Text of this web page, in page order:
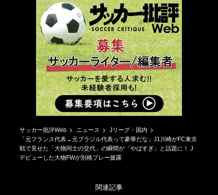
サッカー批評Web ニュース
Jリーグ・国内
「元フランス代表→元ブラジル代表って豪華だな」J1川崎がFC東京
戦で見せた「大物同士の交代」の瞬間が「やばすぎ」と話題に！ J
デビューした大物FWが別格プレー披露
関連記事